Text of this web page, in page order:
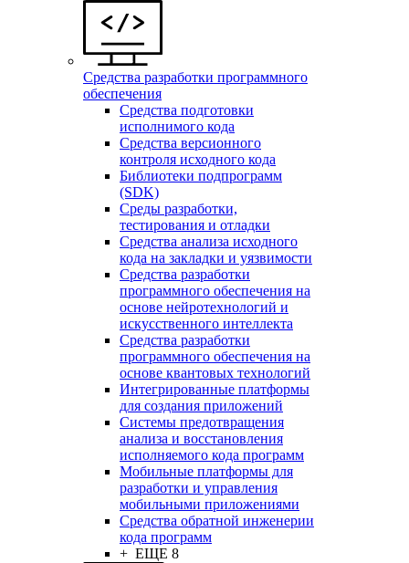
Средства разработки программного
обеспечения
Средства подготовки
исполнимого кода
Средства версионного
контроля исходного кода
Библиотеки подпрограмм
(SDK)
Среды разработки,
тестирования и отладки
Средства анализа исходного
кода на закладки и уязвимости
Средства разработки
программного обеспечения на
основе нейротехнологий и
искусственного интеллекта
Средства разработки
программного обеспечения на
основе квантовых технологий
Интегрированные платформы
для создания приложений
Системы предотвращения
анализа и восстановления
исполняемого кода программ
Мобильные платформы для
разработки и управления
мобильными приложениями
Средства обратной инженерии
кода программ
+ ЕЩЕ 8